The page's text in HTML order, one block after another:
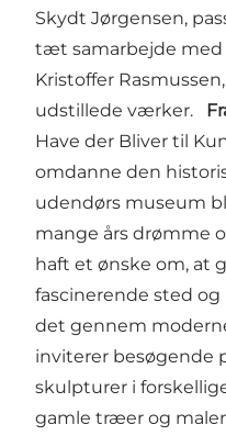
Skydt Jørgensen,
tæt samarbejde med
Kristoffer
udstillede værker.
Have der Bliver til
omdanne den
udendørs museum
mange års drømme
haft et ønske om, at
fascinerende sted
det gennem
inviterer besøgende
skulpturer i
gamle træer og